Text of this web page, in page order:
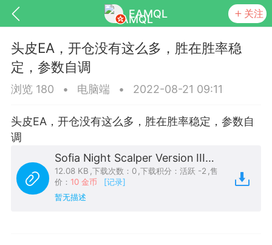
EAMQL 关注
发起挑战 幸运转盘
Lv.9 神隐会员 靓号
EA+
电脑端 趋势
头皮EA，开仓没有这么多，胜在胜率稳
定，参数自调
浏览 180 • 电脑端 • 2022-08-21 09:11
头皮EA，开仓没有这么多，胜在胜率稳定，参数自
调
Sofia Night Scalper Version IIIs头皮.ex4
12.08 KB ,下载次数：0 ,下载积分：活跃 -2 ,售
价： 10 金币
[记录]
暂无描述